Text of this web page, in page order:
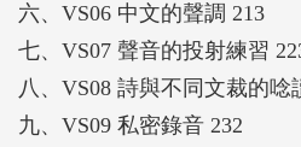
六、VS06 中文的聲調 213
七、VS07 聲音的投射練習
八、VS08 詩與不同文裁的唸
九、VS09 私密錄音 232